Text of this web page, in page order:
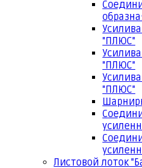
"ПЛЮС"
"ПЛЮС"
"ПЛЮС"
Листовой лоток